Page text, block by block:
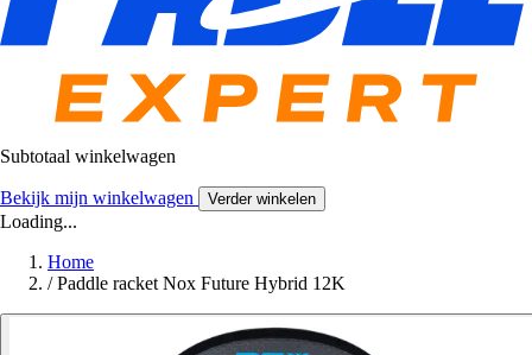
Subtotaal winkelwagen
Bekijk mijn winkelwagen Verder winkelen
Loading...
Home
/ Paddle racket Nox Future Hybrid 12K